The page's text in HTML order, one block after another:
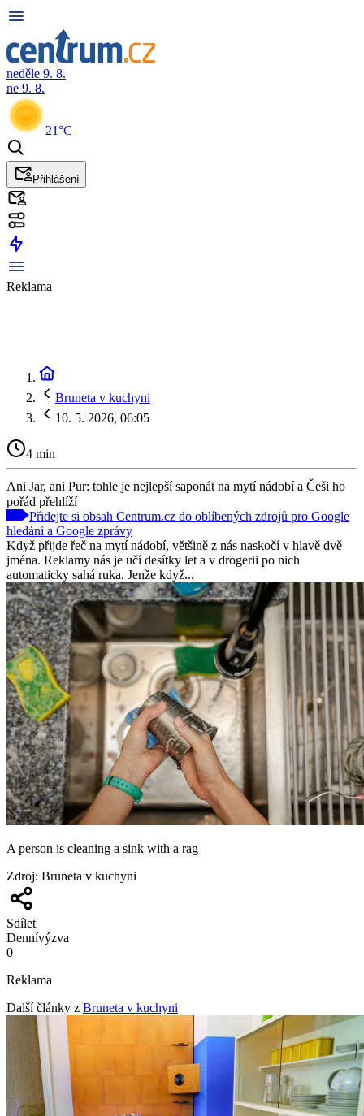
neděle 9. 8.
ne 9. 8.
21°C
Přihlášení
Reklama
Bruneta v kuchyni
10. 5. 2026, 06:05
4 min
Ani Jar, ani Pur: tohle je nejlepší saponát na mytí nádobí a Češi ho
pořád přehlíží
Přidejte si obsah Centrum.cz do oblíbených zdrojů pro Google
hledání a Google zprávy
Když přijde řeč na mytí nádobí, většině z nás naskočí v hlavě dvě
jména. Reklamy nás je učí desítky let a v drogerii po nich
automaticky sahá ruka. Jenže když...
A person is cleaning a sink with a rag
Zdroj: Bruneta v kuchyni
Sdílet
Dennívýzva
0
Reklama
Další články z Bruneta v kuchyni